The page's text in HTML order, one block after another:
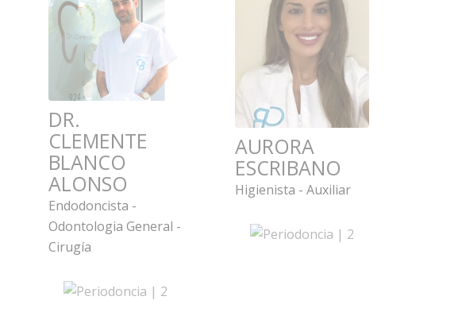
DR.
CLEMENTE
BLANCO
ALONSO
Endodoncista -
Odontologia General -
Cirugía
AURORA
ESCRIBANO
Higienista - Auxiliar